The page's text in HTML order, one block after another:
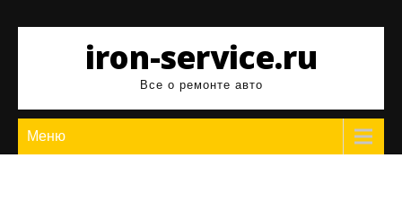
содержимомуiron-service.ru
Все о ремонте авто
Меню